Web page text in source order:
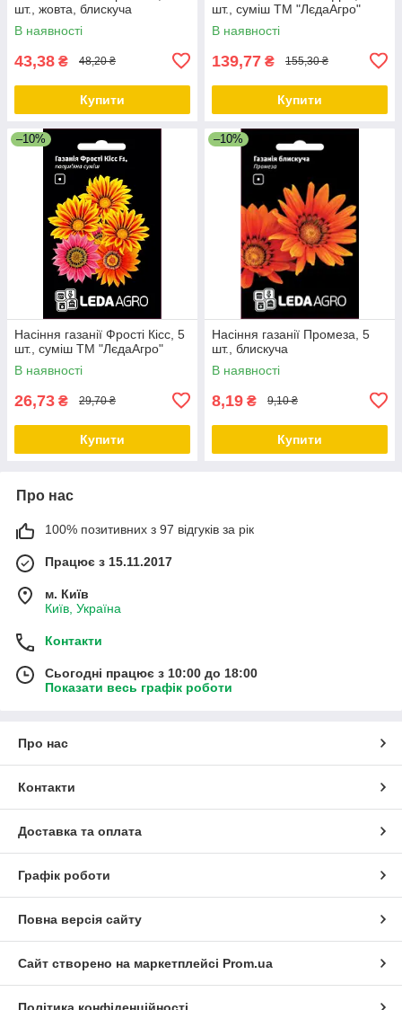
шт., жовта, блискуча
В наявності
43,38 ₴ 48,20 ₴
Купити
шт., суміш ТМ "ЛєдаАгро"
В наявності
139,77 ₴ 155,30 ₴
Купити
–10%
Насіння газанії Фрості Кісс, 5
шт., суміш ТМ "ЛєдаАгро"
В наявності
26,73 ₴ 29,70 ₴
Купити
–10%
Насіння газанії Промеза, 5
шт., блискуча
В наявності
8,19 ₴ 9,10 ₴
Купити
Про нас
100% позитивних з 97 відгуків за рік
Працює з 15.11.2017
м. Київ
Київ, Україна
Контакти
Сьогодні працює з 10:00 до 18:00
Показати весь графік роботи
Про нас
Контакти
Доставка та оплата
Графік роботи
Повна версія сайту
Сайт створено на маркетплейсі Prom.ua